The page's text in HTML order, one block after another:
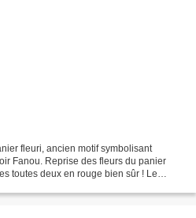
fleuri, ancien motif symbolisant
Fanou. Reprise des fleurs du panier
toutes deux en rouge bien sûr ! Le